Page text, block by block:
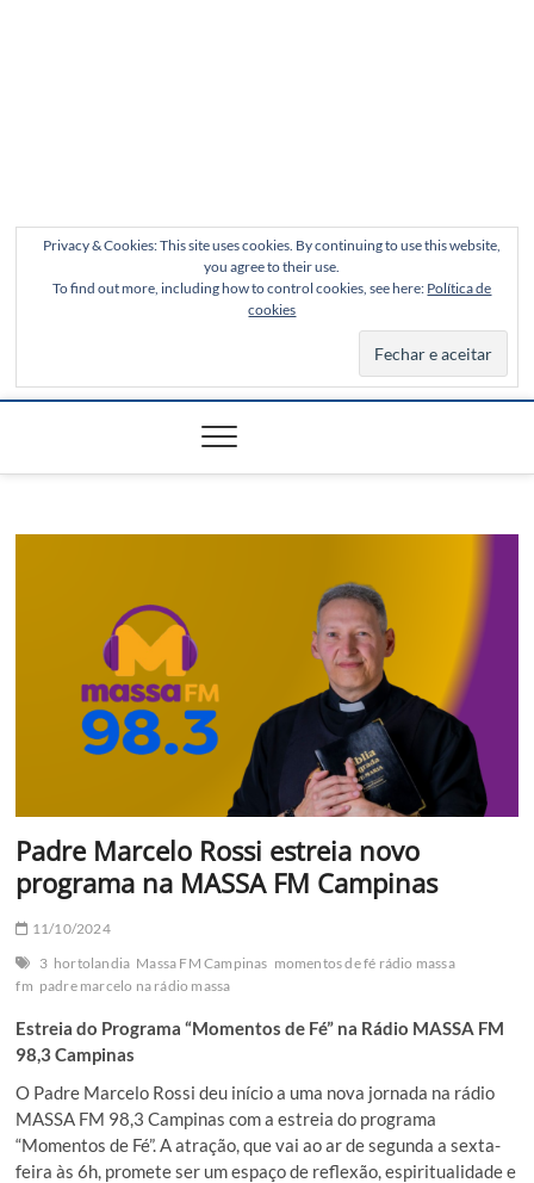
Privacy & Cookies: This site uses cookies. By continuing to use this website,
you agree to their use.
To find out more, including how to control cookies, see here: Política de
cookies
Padre Marcelo Rossi estreia novo
programa na MASSA FM Campinas
11/10/2024
3 hortolandia Massa FM Campinas momentos de fé rádio massa
fm padre marcelo na rádio massa
Estreia do Programa “Momentos de Fé” na Rádio MASSA FM
98,3 Campinas
O Padre Marcelo Rossi deu início a uma nova jornada na rádio
MASSA FM 98,3 Campinas com a estreia do programa
“Momentos de Fé”. A atração, que vai ao ar de segunda a sexta-
feira às 6h, promete ser um espaço de reflexão, espiritualidade e